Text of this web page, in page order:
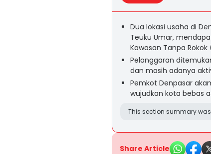
Dua lokasi usaha di
Teuku Umar,
Kawasan Tanpa Rokok
Pelanggaran
dan masih adanya
Pemkot Denpasar
wujudkan kota bebas
This section summary
Share Article